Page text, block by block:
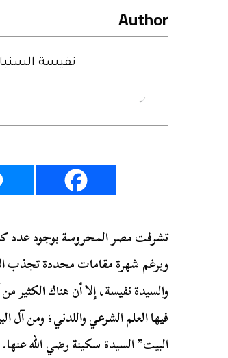
Author
نفيسة
تشرفت مصر المحروسة بوجود عدد
وبرغم شهرة مقامات محددة تجذب
والسيدة نفيسة، إلا أن هناك الكثير
فيها العلم الشرعي واللدني؛ ومن
البيت” السيدة سكينة رضي الله عنها.